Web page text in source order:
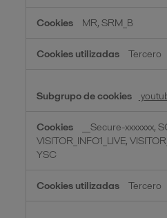
MR, SRM_B
Tercero
__Secure-xxxxxxx,
VISITOR_INFO1_LIVE,
YSC
Tercero